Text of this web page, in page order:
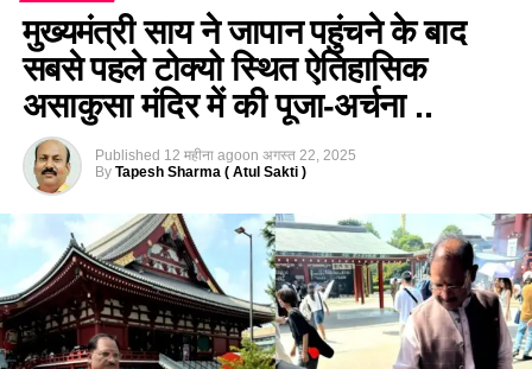
मुख्यमंत्री साय ने जापान पहुंचने के बाद
सबसे पहले टोक्यो स्थित ऐतिहासिक
असाकुसा मंदिर में की पूजा-अर्चना ..
Published 12 महीना agoon अगस्त 22, 2025
By Tapesh Sharma ( Atul Sakti )